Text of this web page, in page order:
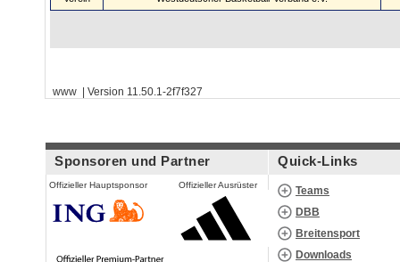
www | Version 11.50.1-2f7f327
Sponsoren und Partner
Offizieller Hauptsponsor Offizieller Ausrüster
Quick-Links
Teams
DBB
Breitensport
Downloads